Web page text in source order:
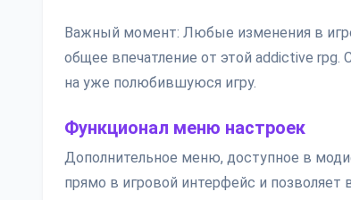
Важный момент: Любые изменения в
общее впечатление от этой addictive
на уже полюбившуюся игру.
Функционал меню настроек
Дополнительное меню, доступное в
прямо в игровой интерфейс и